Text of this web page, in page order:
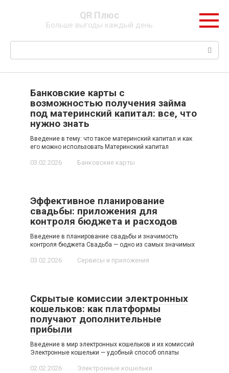
QR Плюс
Больше выгоды каждый день
Поиск:
Банковские карты с
возможностью получения займа
под материнский капитал: все, что
нужно знать
Введение в тему: что такое материнский капитал и как
его можно использовать Материнский капитал
03.02.2026 Банковские карты
Эффективное планирование
свадьбы: приложения для
контроля бюджета и расходов
Введение в планирование свадьбы и значимость
контроля бюджета Свадьба — одно из самых значимых
03.02.2026 Сервисы и приложения
Скрытые комиссии электронных
кошельков: как платформы
получают дополнительные
прибыли
Введение в мир электронных кошельков и их комиссий
Электронные кошельки — удобный способ оплаты
02.02.2026 Электронные кошельки